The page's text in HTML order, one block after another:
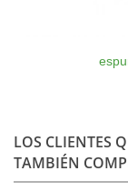
LOS CLIENTES
TAMBIÉN